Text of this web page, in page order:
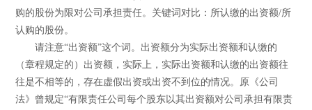
购的股份为限对公司承担责任。关键词对比：所认缴的出资额/所
认购的股份。
请注意“出资额”这个词。出资额分为实际出资额和认缴的
（章程规定的）出资额，实际上，实际出资额和认缴的出资额往
往是不相等的，存在虚假出资或出资不到位的情况。原《公司
法》曾规定“有限责任公司每个股东以其出资额对公司承担有限责